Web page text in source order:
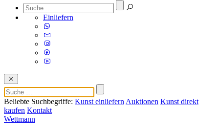
Einliefern
Beliebte Suchbegriffe: Kunst einliefern Auktionen Kunst direkt
kaufen Kontakt
Wettmann